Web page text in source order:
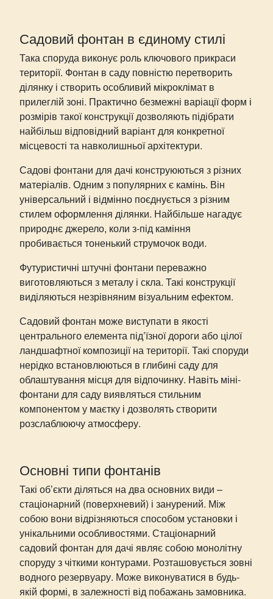
Садовий фонтан в єдиному стилі
Така споруда виконує роль ключового прикраси
території. Фонтан в саду повністю перетворить
ділянку і створить особливий мікроклімат в
прилеглій зоні. Практично безмежні варіації форм і
розмірів такої конструкції дозволяють підібрати
найбільш відповідний варіант для конкретної
місцевості та навколишньої архітектури.
Садові фонтани для дачі конструюються з різних
матеріалів. Одним з популярних є камінь. Він
універсальний і відмінно поєднується з різним
стилем оформлення ділянки. Найбільше нагадує
природнє джерело, коли з-під каміння
пробивається тоненький струмочок води.
Футуристичні штучні фонтани переважно
виготовляються з металу і скла. Такі конструкції
виділяються незрівняним візуальним ефектом.
Садовий фонтан може виступати в якості
центрального елемента під’їзної дороги або цілої
ландшафтної композиції на території. Такі споруди
нерідко встановлюються в глибині саду для
облаштування місця для відпочинку. Навіть міні-
фонтани для саду виявляться стильним
компонентом у маєтку і дозволять створити
розслаблюючу атмосферу.
Основні типи фонтанів
Такі об’єкти діляться на два основних види –
стаціонарний (поверхневий) і занурений. Між
собою вони відрізняються способом установки і
унікальними особливостями. Стаціонарний
садовий фонтан для дачі являє собою монолітну
споруду з чіткими контурами. Розташовується зовні
водного резервуару. Може виконуватися в будь-
якій формі, в залежності від побажань замовника.